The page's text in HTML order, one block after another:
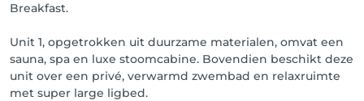
gehouden en de annulatie policy zal enkel in
rekening gebracht worden indien de voorwaarden
niet worden nageleefd. Je hebt dus nog niet betaald.
Dit gebeurt nog steeds in het salon.
Breakfast.
Unit 1, opgetrokken uit duurzame materialen, omvat een
sauna, spa en luxe stoomcabine. Bovendien beschikt deze
unit over een privé, verwarmd zwembad en relaxruimte
met super large ligbed.